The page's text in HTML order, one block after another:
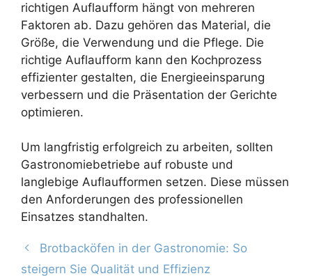
richtigen Auflaufform hängt von mehreren
Faktoren ab. Dazu gehören das Material, die
Größe, die Verwendung und die Pflege. Die
richtige Auflaufform kann den Kochprozess
effizienter gestalten, die Energieeinsparung
verbessern und die Präsentation der Gerichte
optimieren.
Um langfristig erfolgreich zu arbeiten, sollten
Gastronomiebetriebe auf robuste und
langlebige Auflaufformen setzen. Diese müssen
den Anforderungen des professionellen
Einsatzes standhalten.
Brotbacköfen in der Gastronomie: So
steigern Sie Qualität und Effizienz